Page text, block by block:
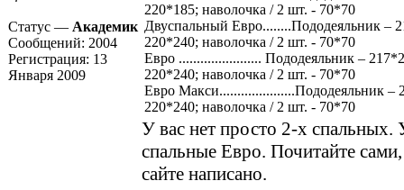
Статус — Академик
Сообщений: 2004
Регистрация: 13
Января 2009
220*185; наволочка / 2 шт. - 70*70
Двуспальный Евро........Пододеяльник –
220*240; наволочка / 2 шт. - 70*70
Евро ....................... Пододеяльник –
220*240; наволочка / 2 шт. - 70*70
Евро Макси.....................Пододеяльник –
220*240; наволочка / 2 шт. - 70*70
У вас нет просто 2-х спальных.
спальные Евро. Почитайте
сайте написано.